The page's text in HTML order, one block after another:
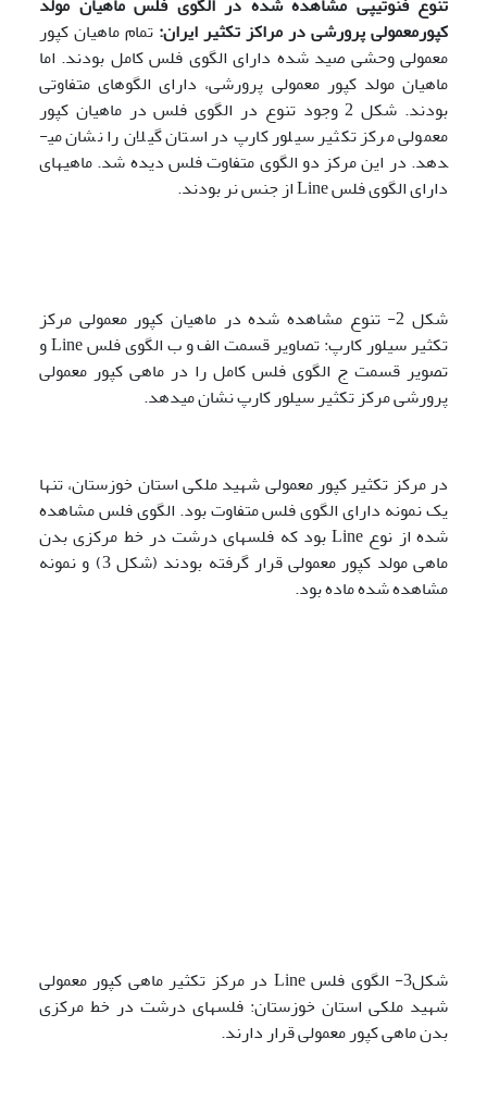
کپورمعمولی پرورشی در مراکز تکثیر ایران: تمام ماهیان کپور
معمولی وحشی صید شده دارای الگوی فلس کامل بودند. اما
ماهیان مولد کپور معمولی پرورشی، دارای الگوهای متفاوتی
بودند. شکل 2 وجود تنوع در الگوی فلس در ماهیان کپور
معمولی مرکز تکثیر سیلور کارپ در استان گیلان را نشان می­
دهد. در این مرکز دو الگوی متفاوت فلس دیده شد. ماهی­های
دارای الگوی فلس Line از جنس نر بودند.
شکل 2- تنوع مشاهده شده در ماهیان کپور معمولی مرکز
تکثیر سیلور کارپ: تصاویر قسمت الف و ب الگوی فلس Line و
تصویر قسمت ج الگوی فلس کامل را در ماهی کپور معمولی
پرورشی مرکز تکثیر سیلور کارپ نشان می­دهد.
در مرکز تکثیر کپور معمولی شهید ملکی استان خوزستان، تنها
یک نمونه دارای الگوی فلس متفاوت بود. الگوی فلس مشاهده
شده از نوع Line بود که فلس­های درشت در خط مرکزی بدن
ماهی مولد کپور معمولی قرار گرفته ­بودند (شکل 3) و نمونه
مشاهده شده ماده بود.
شکل3- الگوی فلس Line در مرکز تکثیر ماهی کپور معمولی
شهید ملکی استان خوزستان: فلس­های درشت در خط مرکزی
بدن ماهی کپور معمولی قرار دارند.